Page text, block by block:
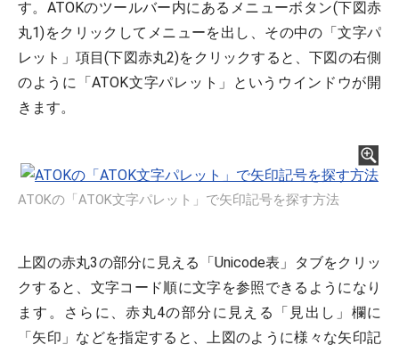
す。ATOKのツールバー内にあるメニューボタン(下図赤
丸1)をクリックしてメニューを出し、その中の「文字パ
レット」項目(下図赤丸2)をクリックすると、下図の右側
のように「ATOK文字パレット」というウインドウが開
きます。
ATOKの「ATOK文字パレット」で矢印記号を探す方法
上図の赤丸3の部分に見える「Unicode表」タブをクリッ
クすると、文字コード順に文字を参照できるようになり
ます。さらに、赤丸4の部分に見える「見出し」欄に
「矢印」などを指定すると、上図のように様々な矢印記